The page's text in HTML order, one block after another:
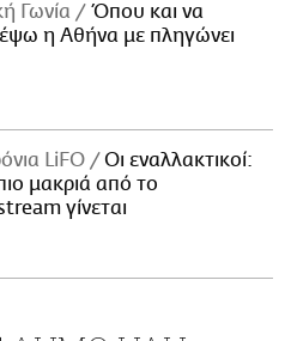
Γωνία
Όπου και να
η Αθήνα με πληγώνει
LiFO
Οι εναλλακτικοί:
μακριά από το
γίνεται